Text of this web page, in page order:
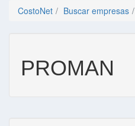
CostoNet Buscar empresas
PROMAN